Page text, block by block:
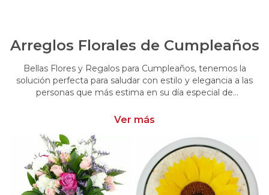
Arreglos Florales de Cumpleaños
Bellas Flores y Regalos para Cumpleaños, tenemos la
solución perfecta para saludar con estilo y elegancia a las
personas que más estima en su día especial de
para cumpleaños
Ver más